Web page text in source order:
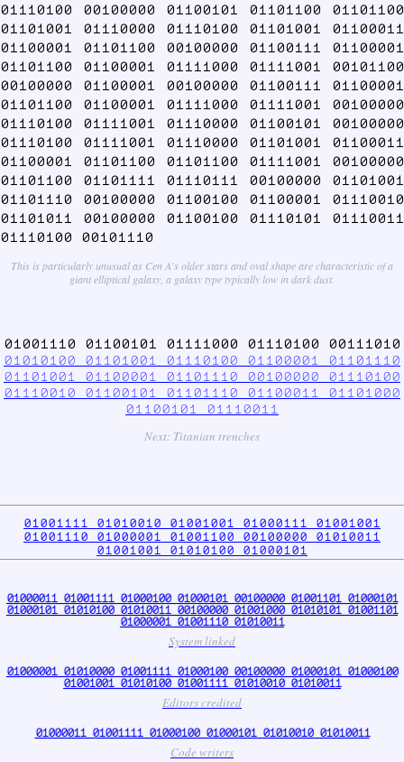
01110100 00100000 01100101 01101100 01101100
01101001 01110000 01110100 01101001 01100011
01100001 01101100 00100000 01100111 01100001
01101100 01100001 01111000 01111001 00101100
00100000 01100001 00100000 01100111 01100001
01101100 01100001 01111000 01111001 00100000
01110100 01111001 01110000 01100101 00100000
01110100 01111001 01110000 01101001 01100011
01100001 01101100 01101100 01111001 00100000
01101100 01101111 01110111 00100000 01101001
01101110 00100000 01100100 01100001 01110010
01101011 00100000 01100100 01110101 01110011
01110100 00101110
This is particularly unusual as Cen A's older stars and oval shape are characteristic of a
giant elliptical galaxy, a galaxy type typically low in dark dust.
01001110 01100101 01111000 01110100 00111010
01010100 01101001 01110100 01100001 01101110
01101001 01100001 01101110 00100000 01110100
01110010 01100101 01101110 01100011 01101000
01100101 01110011
Next: Titanian trenches
01001111 01010010 01001001 01000111 01001001
01001110 01000001 01001100 00100000 01010011
01001001 01010100 01000101
01000011 01001111 01000100 01000101 00100000 01001101 01000101
01000101 01010100 01010011 00100000 01001000 01010101 01001101
01000001 01001110 01010011
System linked
01000001 01010000 01001111 01000100 00100000 01000101 01000100
01001001 01010100 01001111 01010010 01010011
Editors credited
01000011 01001111 01000100 01000101 01010010 01010011
Code writers